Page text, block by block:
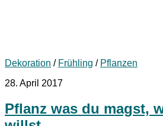
Dekoration / Frühling / Pflanzen
28. April 2017
Pflanz was du magst,